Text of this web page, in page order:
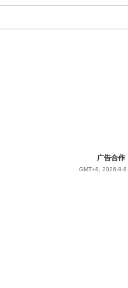
广告合作
GMT+8, 2026-8-